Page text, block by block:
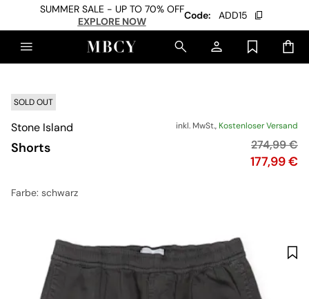
SUMMER SALE - UP TO 70% OFF
EXPLORE NOW
Code: ADD15
SOLD OUT
Stone Island
Shorts
inkl. MwSt., Kostenloser Versand
Preis
177,99 €
274,99 €
Farbe: schwarz